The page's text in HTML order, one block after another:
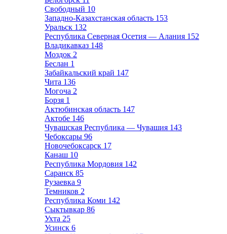
Свободный 10
Западно-Казахстанская область 153
Уральск 132
Республика Северная Осетия — Алания 152
Владикавказ 148
Моздок 2
Беслан 1
Забайкальский край 147
Чита 136
Могоча 2
Борзя 1
Актюбинская область 147
Актобе 146
Чувашская Республика — Чувашия 143
Чебоксары 96
Новочебоксарск 17
Канаш 10
Республика Мордовия 142
Саранск 85
Рузаевка 9
Темников 2
Республика Коми 142
Сыктывкар 86
Ухта 25
Усинск 6